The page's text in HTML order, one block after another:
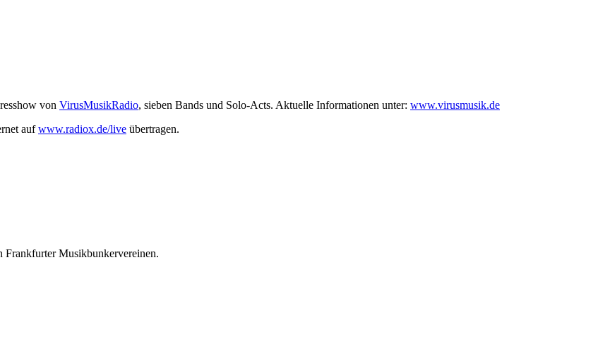
von VirusMusikRadio, sieben Bands und Solo-Acts. Aktuelle Informationen unter: www.virusmusik.de
aufwww.radiox.de/live übertragen.
Musikbunkervereinen.